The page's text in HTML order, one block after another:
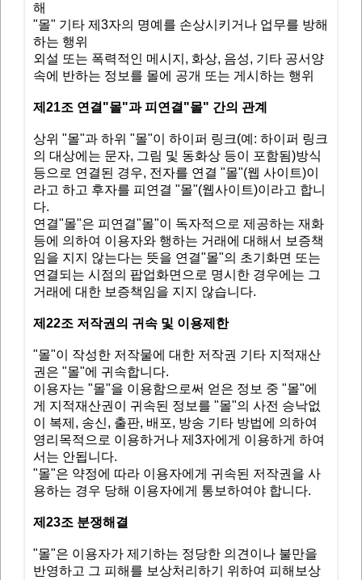
해
"몰" 기타 제3자의 명예를 손상시키거나 업무를 방해
하는 행위
외설 또는 폭력적인 메시지, 화상, 음성, 기타 공서양
속에 반하는 정보를 몰에 공개 또는 게시하는 행위
제21조 연결"몰"과 피연결"몰" 간의 관계
상위 "몰"과 하위 "몰"이 하이퍼 링크(예: 하이퍼 링크
의 대상에는 문자, 그림 및 동화상 등이 포함됨)방식
등으로 연결된 경우, 전자를 연결 "몰"(웹 사이트)이
라고 하고 후자를 피연결 "몰"(웹사이트)이라고 합니
다.
연결"몰"은 피연결"몰"이 독자적으로 제공하는 재화
등에 의하여 이용자와 행하는 거래에 대해서 보증책
임을 지지 않는다는 뜻을 연결"몰"의 초기화면 또는
연결되는 시점의 팝업화면으로 명시한 경우에는 그
거래에 대한 보증책임을 지지 않습니다.
제22조 저작권의 귀속 및 이용제한
"몰"이 작성한 저작물에 대한 저작권 기타 지적재산
권은 "몰"에 귀속합니다.
이용자는 "몰"을 이용함으로써 얻은 정보 중 "몰"에
게 지적재산권이 귀속된 정보를 "몰"의 사전 승낙없
이 복제, 송신, 출판, 배포, 방송 기타 방법에 의하여
영리목적으로 이용하거나 제3자에게 이용하게 하여
서는 안됩니다.
"몰"은 약정에 따라 이용자에게 귀속된 저작권을 사
용하는 경우 당해 이용자에게 통보하여야 합니다.
제23조 분쟁해결
"몰"은 이용자가 제기하는 정당한 의견이나 불만을
반영하고 그 피해를 보상처리하기 위하여 피해보상